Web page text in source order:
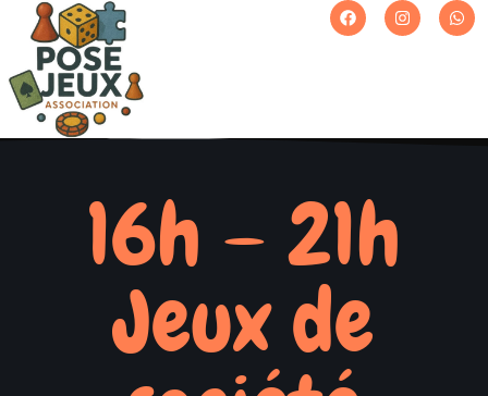
16h – 21h
Jeux de